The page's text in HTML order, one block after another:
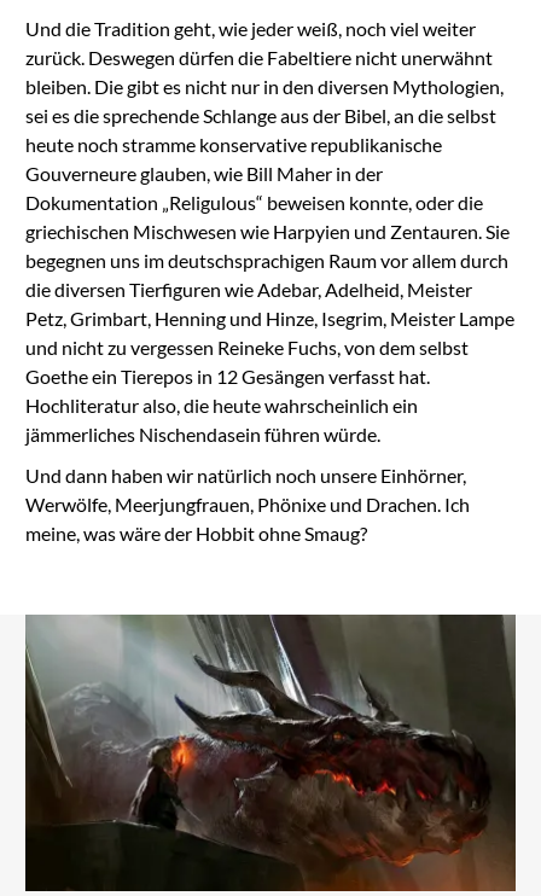
Und die Tradition geht, wie jeder weiß, noch viel weiter
zurück. Deswegen dürfen die Fabeltiere nicht unerwähnt
bleiben. Die gibt es nicht nur in den diversen Mythologien,
sei es die sprechende Schlange aus der Bibel, an die selbst
heute noch stramme konservative republikanische
Gouverneure glauben, wie Bill Maher in der
Dokumentation „Religulous“ beweisen konnte, oder die
griechischen Mischwesen wie Harpyien und Zentauren. Sie
begegnen uns im deutschsprachigen Raum vor allem durch
die diversen Tierfiguren wie Adebar, Adelheid, Meister
Petz, Grimbart, Henning und Hinze, Isegrim, Meister Lampe
und nicht zu vergessen Reineke Fuchs, von dem selbst
Goethe ein Tierepos in 12 Gesängen verfasst hat.
Hochliteratur also, die heute wahrscheinlich ein
jämmerliches Nischendasein führen würde.
Und dann haben wir natürlich noch unsere Einhörner,
Werwölfe, Meerjungfrauen, Phönixe und Drachen. Ich
meine, was wäre der Hobbit ohne Smaug?